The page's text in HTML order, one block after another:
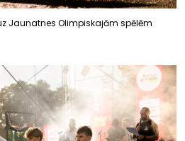
Jaunatnes Olimpiskajām spēlēm